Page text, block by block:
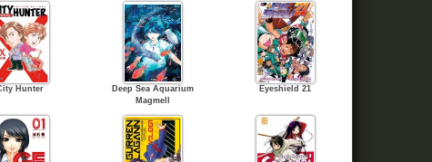
Hunter
Deep Sea Aquarium
Magmell
Eyeshield 21